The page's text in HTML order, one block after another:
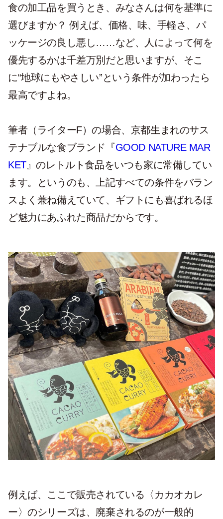
食の加工品を買うとき、みなさんは何を基準に
選びますか？ 例えば、価格、味、手軽さ、パ
ッケージの良し悪し……など、人によって何を
優先するかは千差万別だと思いますが、そこ
に“地球にもやさしい”という条件が加わったら
最高ですよね。
筆者（ライターF）の場合、京都生まれのサス
テナブルな食ブランド『GOOD NATURE MAR
KET』のレトルト食品をいつも家に常備してい
ます。というのも、上記すべての条件をバラン
スよく兼ね備えていて、ギフトにも喜ばれるほ
ど魅力にあふれた商品だからです。
例えば、ここで販売されている〈カカオカレ
ー〉のシリーズは、廃棄されるのが一般的